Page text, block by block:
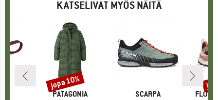
KATSELIVAT MYÖS NÄITÄ
MERKKI
PATAGONIA
Alennus
jopa 10%
MERKKI
SCARPA